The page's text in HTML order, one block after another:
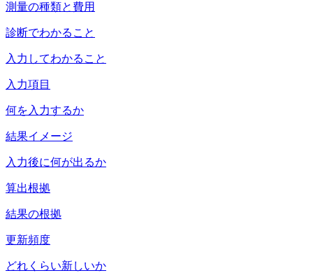
測量の種類と費用
診断でわかること
入力してわかること
入力項目
何を入力するか
結果イメージ
入力後に何が出るか
算出根拠
結果の根拠
更新頻度
どれくらい新しいか